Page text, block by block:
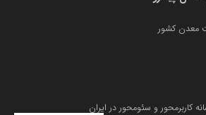
معدن کشور
کاربرمحور و سئومحور در ایران